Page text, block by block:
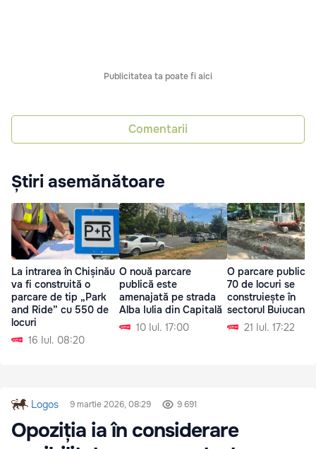
Publicitatea ta poate fi aici
Comentarii
Știri asemănătoare
La intrarea în Chișinău
va fi construită o
parcare de tip „Park
and Ride” cu 550 de
locuri
16 Iul. 08:20
O nouă parcare
publică este
amenajată pe strada
Alba Iulia din Capitală
10 Iul. 17:00
O parcare publică
70 de locuri se
construiește în
sectorul Buiucani
21 Iul. 17:22
Logos 9 martie 2026, 08:29 9 691
Opoziția ia în considerare